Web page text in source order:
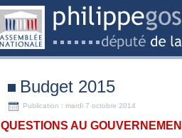
Budget 2015
Publication : mardi 7 octobre 2014
QUESTIONS AU